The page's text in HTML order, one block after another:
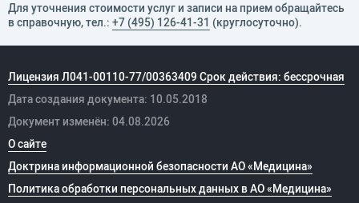
Для уточнения стоимости услуг и записи на прием обращайтесь
в справочную, тел.: +7 (495) 126-41-31 (круглосуточно).
Лицензия Л041-00110-77/00363409 Срок действия: бессрочная
Дата создания документа: 10.05.2018
Документ изменён: 04.08.2026
О сайте
Доктрина информационной безопасности АО «Медицина»
Политика обработки персональных данных в АО «Медицина»